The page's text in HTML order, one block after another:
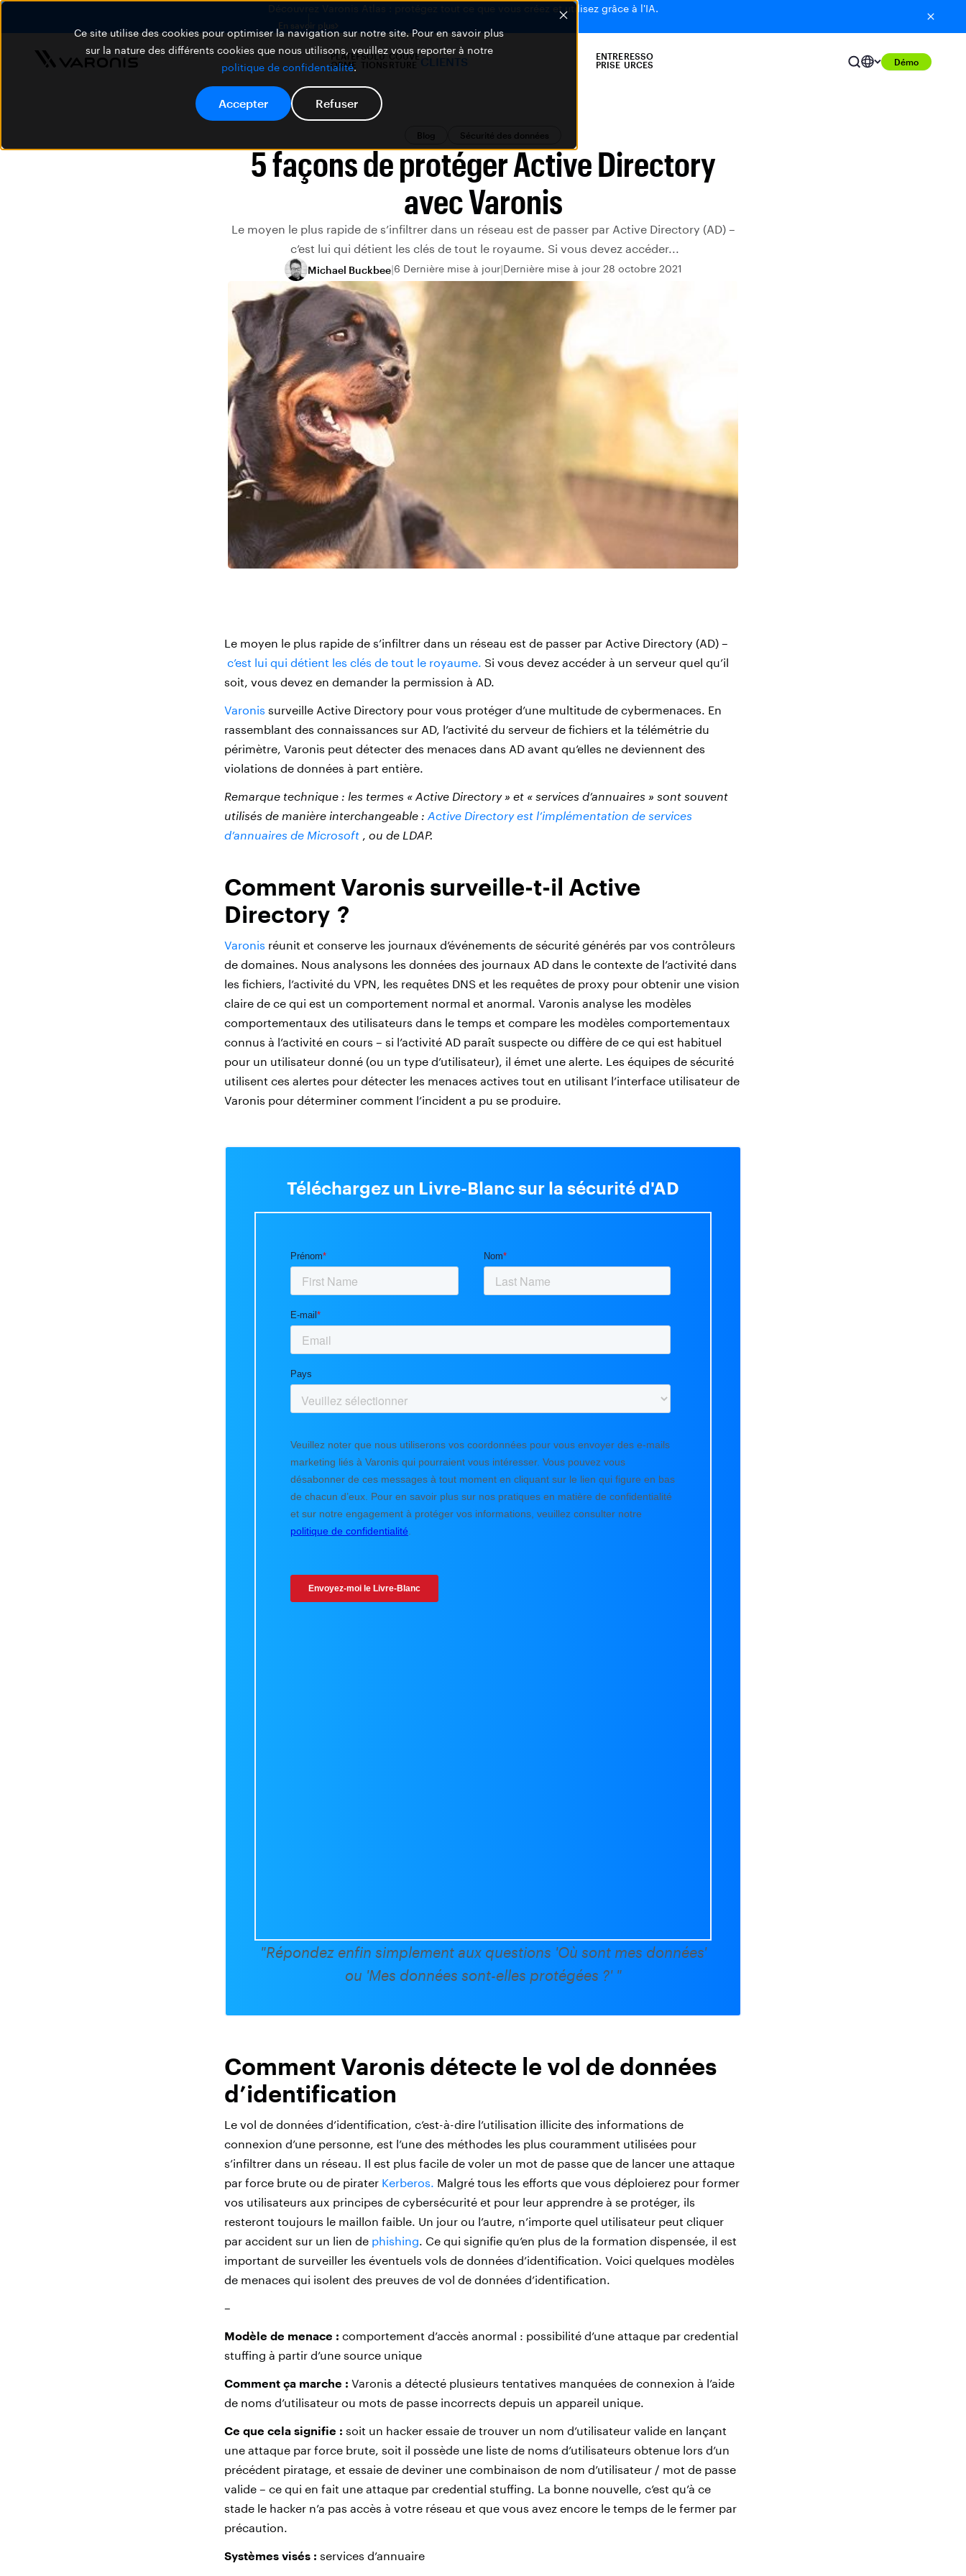
Ce site utilise des cookies pour optimiser la navigation sur notre site. Pour en savoir plus
sur la nature des différents cookies que nous utilisons, veuillez vous reporter à notre
politique de confidentialité.
Accepter Refuser
Découvrez Varonis Atlas : protégez tout ce que vous créez et utilisez grâce à l'IA.
En savoir plus
PLATEF
ORME
SOLU
TIONS
COUVE
RTURE CLIENTS
ENTRE
PRISE
RESSO
URCES
Démo
Blog Sécurité des données
5 façons de protéger Active Directory
avec Varonis
Le moyen le plus rapide de s’infiltrer dans un réseau est de passer par Active Directory (AD) –
c’est lui qui détient les clés de tout le royaume. Si vous devez accéder...
Michael Buckbee 6 Dernière mise à jour Dernière mise à jour 28 octobre 2021
Le moyen le plus rapide de s’infiltrer dans un réseau est de passer par Active Directory (AD) –
c’est lui qui détient les clés de tout le royaume. Si vous devez accéder à un serveur quel qu’il
soit, vous devez en demander la permission à AD.
Varonis surveille Active Directory pour vous protéger d’une multitude de cybermenaces. En
rassemblant des connaissances sur AD, l’activité du serveur de fichiers et la télémétrie du
périmètre, Varonis peut détecter des menaces dans AD avant qu’elles ne deviennent des
violations de données à part entière.
Remarque technique : les termes « Active Directory » et « services d’annuaires » sont souvent
utilisés de manière interchangeable : Active Directory est l’implémentation de services
d’annuaires de Microsoft , ou de LDAP.
Comment Varonis surveille-t-il Active
Directory ?
Varonis réunit et conserve les journaux d’événements de sécurité générés par vos contrôleurs
de domaines. Nous analysons les données des journaux AD dans le contexte de l’activité dans
les fichiers, l’activité du VPN, les requêtes DNS et les requêtes de proxy pour obtenir une vision
claire de ce qui est un comportement normal et anormal. Varonis analyse les modèles
comportementaux des utilisateurs dans le temps et compare les modèles comportementaux
connus à l’activité en cours – si l’activité AD paraît suspecte ou diffère de ce qui est habituel
pour un utilisateur donné (ou un type d’utilisateur), il émet une alerte. Les équipes de sécurité
utilisent ces alertes pour détecter les menaces actives tout en utilisant l’interface utilisateur de
Varonis pour déterminer comment l’incident a pu se produire.
Téléchargez un Livre-Blanc sur la sécurité d'AD
"Répondez enfin simplement aux questions 'Où sont mes données'
ou 'Mes données sont-elles protégées ?' "
Comment Varonis détecte le vol de données
d’identification
Le vol de données d’identification, c’est-à-dire l’utilisation illicite des informations de
connexion d’une personne, est l’une des méthodes les plus couramment utilisées pour
s’infiltrer dans un réseau. Il est plus facile de voler un mot de passe que de lancer une attaque
par force brute ou de pirater Kerberos. Malgré tous les efforts que vous déploierez pour former
vos utilisateurs aux principes de cybersécurité et pour leur apprendre à se protéger, ils
resteront toujours le maillon faible. Un jour ou l’autre, n’importe quel utilisateur peut cliquer
par accident sur un lien de phishing. Ce qui signifie qu’en plus de la formation dispensée, il est
important de surveiller les éventuels vols de données d’identification. Voici quelques modèles
de menaces qui isolent des preuves de vol de données d’identification.
–
Modèle de menace : comportement d’accès anormal : possibilité d’une attaque par credential
stuffing à partir d’une source unique
Comment ça marche : Varonis a détecté plusieurs tentatives manquées de connexion à l’aide
de noms d’utilisateur ou mots de passe incorrects depuis un appareil unique.
Ce que cela signifie : soit un hacker essaie de trouver un nom d’utilisateur valide en lançant
une attaque par force brute, soit il possède une liste de noms d’utilisateurs obtenue lors d’un
précédent piratage, et essaie de deviner une combinaison de nom d’utilisateur / mot de passe
valide – ce qui en fait une attaque par credential stuffing. La bonne nouvelle, c’est qu’à ce
stade le hacker n’a pas accès à votre réseau et que vous avez encore le temps de le fermer par
précaution.
Systèmes visés : services d’annuaire